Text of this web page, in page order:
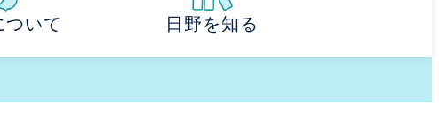
ついて 日野を知る